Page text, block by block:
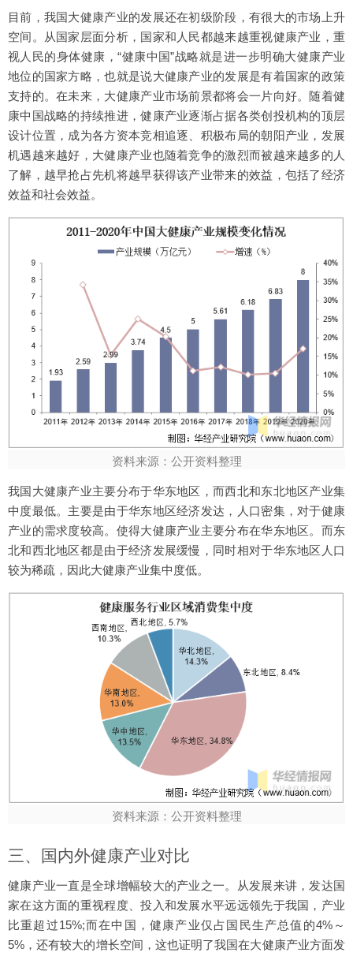
目前，我国大健康产业的发展还在初级阶段，有很大的市场上升
空间。从国家层面分析，国家和人民都越来越重视健康产业，重
视人民的身体健康，“健康中国”战略就是进一步明确大健康产业
地位的国家方略，也就是说大健康产业的发展是有着国家的政策
支持的。在未来，大健康产业市场前景都将会一片向好。随着健
康中国战略的持续推进，健康产业逐渐占据各类创投机构的顶层
设计位置，成为各方资本竞相追逐、积极布局的朝阳产业，发展
机遇越来越好，大健康产业也随着竞争的激烈而被越来越多的人
了解，越早抢占先机将越早获得该产业带来的效益，包括了经济
效益和社会效益。
资料来源：公开资料整理
我国大健康产业主要分布于华东地区，而西北和东北地区产业集
中度最低。主要是由于华东地区经济发达，人口密集，对于健康
产业的需求度较高。使得大健康产业主要分布在华东地区。而东
北和西北地区都是由于经济发展缓慢，同时相对于华东地区人口
较为稀疏，因此大健康产业集中度低。
资料来源：公开资料整理
三、国内外健康产业对比
健康产业一直是全球增幅较大的产业之一。从发展来讲，发达国
家在这方面的重视程度、投入和发展水平远远领先于我国，产业
比重超过15%;而在中国，健康产业仅占国民生产总值的4%～
5%，还有较大的增长空间，这也证明了我国在大健康产业方面发